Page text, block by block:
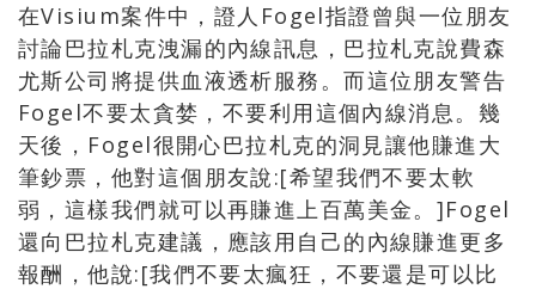
在Visium案件中，證人Fogel指證曾與一位朋友
討論巴拉札克洩漏的內線訊息，巴拉札克說費森
尤斯公司將提供血液透析服務。而這位朋友警告
Fogel不要太貪婪，不要利用這個內線消息。幾
天後，Fogel很開心巴拉札克的洞見讓他賺進大
筆鈔票，他對這個朋友說:[希望我們不要太軟
弱，這樣我們就可以再賺進上百萬美金。]Fogel
還向巴拉札克建議，應該用自己的內線賺進更多
報酬，他說:[我們不要太瘋狂，不要還是可以比